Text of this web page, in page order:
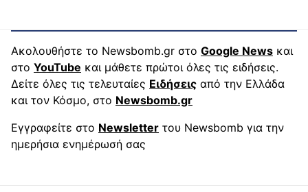
Ακολουθήστε το Newsbomb.gr στο Google News και
στο YouTube και μάθετε πρώτοι όλες τις ειδήσεις.
Δείτε όλες τις τελευταίες Ειδήσεις από την Ελλάδα
και τον Κόσμο, στο Newsbomb.gr
Εγγραφείτε στο Newsletter του Newsbomb για την
ημερήσια ενημέρωσή σας